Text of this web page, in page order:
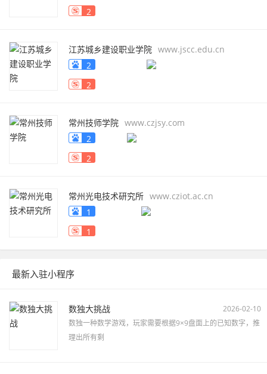
2
江苏城乡建设职业学院 www.jscc.edu.cn
2
2
常州技师学院 www.czjsy.com
2
2
常州光电技术研究所 www.cziot.ac.cn
1
1
最新入驻小程序
数独大挑战
2026-02-10
数独一种数学游戏，玩家需要根据9×9盘面上的已知数字，推
理出所有剩